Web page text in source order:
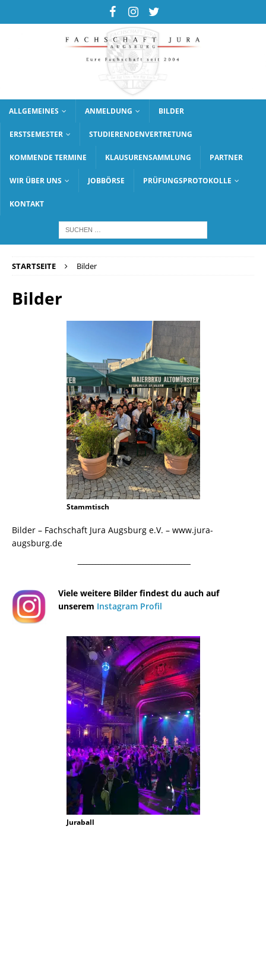
ALLGEMEINES ANMELDUNG BILDER
ERSTSEMESTER STUDIERENDENVERTRETUNG
KOMMENDE TERMINE KLAUSURENSAMMLUNG PARTNER
WIR ÜBER UNS JOBBÖRSE PRÜFUNGSPROTOKOLLE
KONTAKT
STARTSEITE Bilder
Bilder
Stammtisch
Bilder – Fachschaft Jura Augsburg e.V. – www.jura-
augsburg.de
¯¯¯¯¯¯¯¯¯¯¯¯¯¯¯¯¯¯¯¯¯¯¯¯¯¯¯¯¯¯¯¯¯¯¯¯¯¯
Viele weitere Bilder findest du auch auf
unserem Instagram Profil
Juraball